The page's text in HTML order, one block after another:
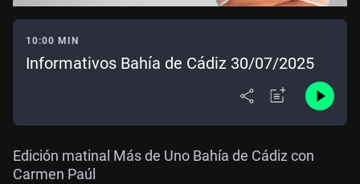
10:00 MIN
Informativos Bahía de Cádiz 30/07/2025
Edición matinal Más de Uno Bahía de Cádiz con
Carmen Paúl